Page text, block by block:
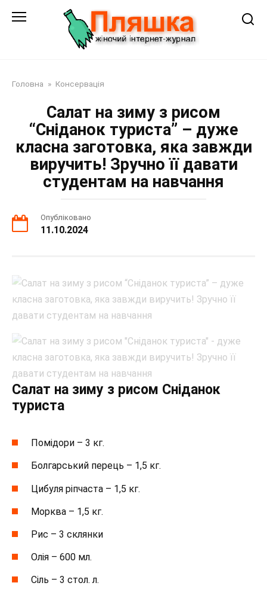
Головна » Консервація
Салат на зиму з рисом
“Сніданок туриста” – дуже
класна заготовка, яка завжди
виручить! Зручно її давати
студентам на навчання
Опубліковано
11.10.2024
Салат на зиму з рисом Сніданок
туриста
Помідори – 3 кг.
Болгарський перець – 1,5 кг.
Цибуля ріпчаста – 1,5 кг.
Морква – 1,5 кг.
Рис – 3 склянки
Олія – ​​600 мл.
Сіль – 3 стол. л.